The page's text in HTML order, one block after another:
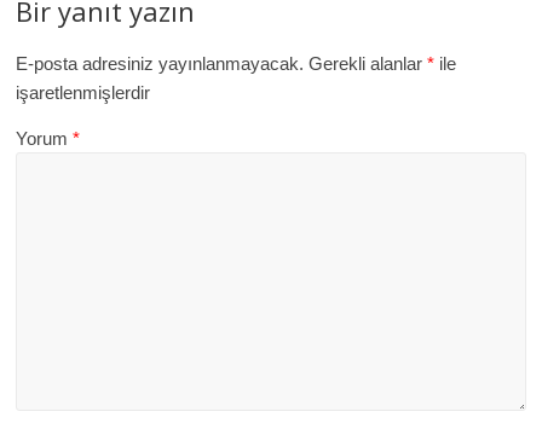
Bir yanıt yazın
E-posta adresiniz yayınlanmayacak. Gerekli alanlar* ile
işaretlenmişlerdir
Yorum*